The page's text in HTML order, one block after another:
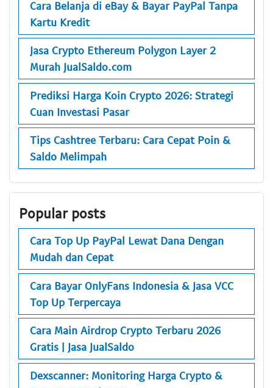
Cara Belanja di eBay & Bayar PayPal Tanpa
Kartu Kredit
Jasa Crypto Ethereum Polygon Layer 2
Murah JualSaldo.com
Prediksi Harga Koin Crypto 2026: Strategi
Cuan Investasi Pasar
Tips Cashtree Terbaru: Cara Cepat Poin &
Saldo Melimpah
Popular posts
Cara Top Up PayPal Lewat Dana Dengan
Mudah dan Cepat
Cara Bayar OnlyFans Indonesia & Jasa VCC
Top Up Terpercaya
Cara Main Airdrop Crypto Terbaru 2026
Gratis | Jasa JualSaldo
Dexscanner: Monitoring Harga Crypto &